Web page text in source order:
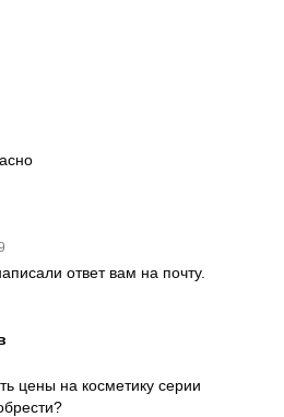
ответ вам на почту.
цены на косметику серии